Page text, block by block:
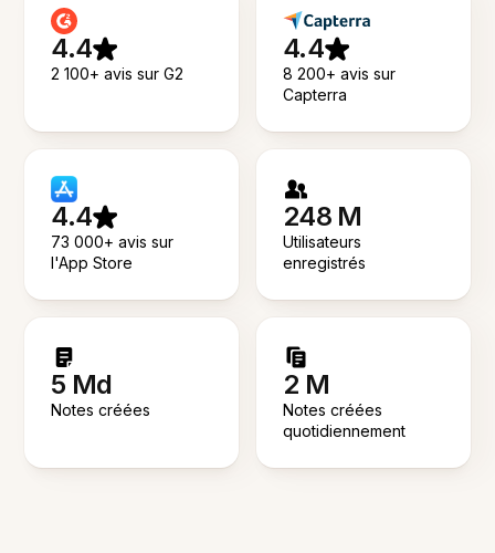
4.4
2 100+ avis sur G2
4.4
8 200+ avis sur
Capterra
4.4
73 000+ avis sur
l'App Store
248 M
Utilisateurs
enregistrés
5 Md
Notes créées
2 M
Notes créées
quotidiennement